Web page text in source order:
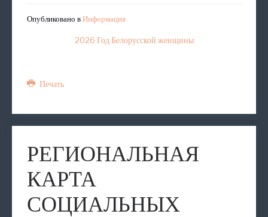
Опубликовано вИнформация
2026 Год Белорусской женщины
Печать
РЕГИОНАЛЬНАЯ
КАРТА
СОЦИАЛЬНЫХ